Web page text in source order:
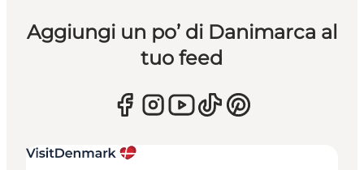
Aggiungi un po’ di Danimarca al
tuo feed